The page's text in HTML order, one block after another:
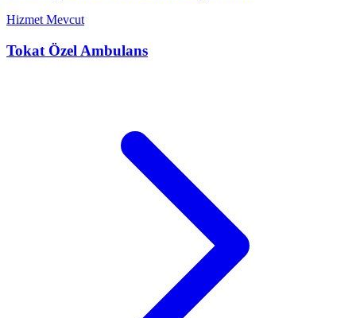
Hizmet Mevcut
Tokat Özel Ambulans